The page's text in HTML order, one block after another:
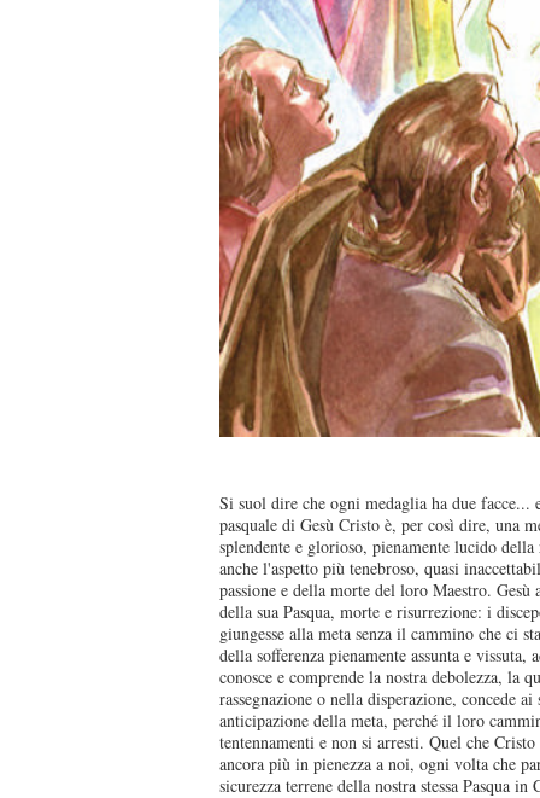
Si suol dire che ogni medaglia ha due facce...
pasquale di Gesù Cristo è, per così dire, una
splendente e glorioso, pienamente lucido
anche l'aspetto più tenebroso, quasi
passione e della morte del loro Maestro. Gesù
della sua Pasqua, morte e risurrezione: i
giungesse alla meta senza il cammino che ci
della sofferenza pienamente assunta e
conosce e comprende la nostra debolezza, la
rassegnazione o nella disperazione, concede
anticipazione della meta, perché il loro
tentennamenti e non si arresti. Quel che
ancora più in pienezza a noi, ogni volta che
sicurezza terrene della nostra stessa Pasqua